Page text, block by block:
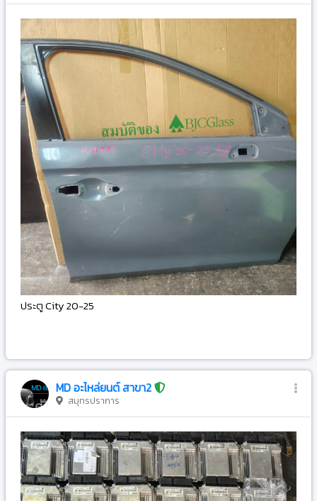
ประตู City 20-25
MD อะไหล่ยนต์ สาขา2
สมุทรปราการ